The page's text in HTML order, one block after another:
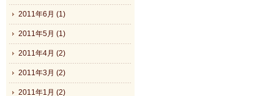
2011年6月 (1)
2011年5月 (1)
2011年4月 (2)
2011年3月 (2)
2011年1月 (2)